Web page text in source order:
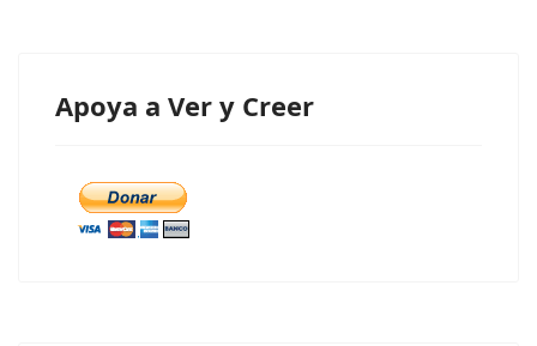
Apoya a Ver y Creer